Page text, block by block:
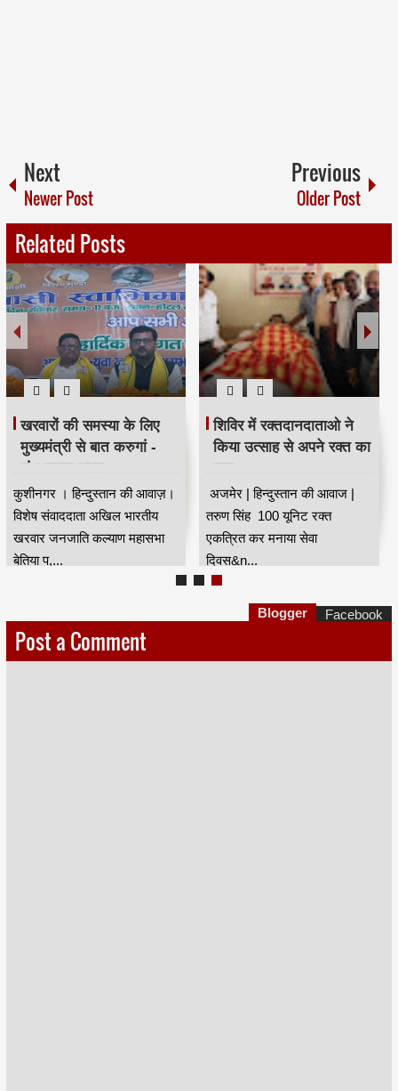
Next
Newer Post
Previous
Older Post
Related Posts
खरवारों की समस्या के लिए
मुख्यमंत्री से बात करुगां -
शंभू कुमार सुमन
कुशीनगर । हिन्दुस्तान की आवाज़।
विशेष संवाददाता अखिल भारतीय
खरवार जनजाति कल्याण महासभा
बेतिया प,...
शिविर में रक्तदानदाताओ ने
किया उत्साह से अपने रक्त का
दान
अजमेर | हिन्दुस्तान की आवाज |
तरुण सिंह 100 यूनिट रक्त
एकत्रित कर मनाया सेवा
दिवस&n...
Post a Comment
Blogger Facebook